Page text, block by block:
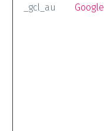
_gcl_au Google